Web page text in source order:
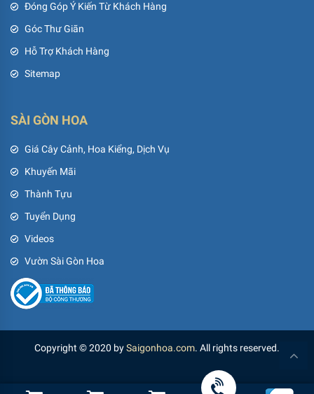
Đóng Góp Ý Kiến Từ Khách Hàng
Góc Thư Giãn
Hỗ Trợ Khách Hàng
Sitemap
SÀI GÒN HOA
Giá Cây Cảnh, Hoa Kiểng, Dịch Vụ
Khuyến Mãi
Thành Tựu
Tuyển Dụng
Videos
Vườn Sài Gòn Hoa
Copyright © 2020 bySaigonhoa.com. All rights reserved.